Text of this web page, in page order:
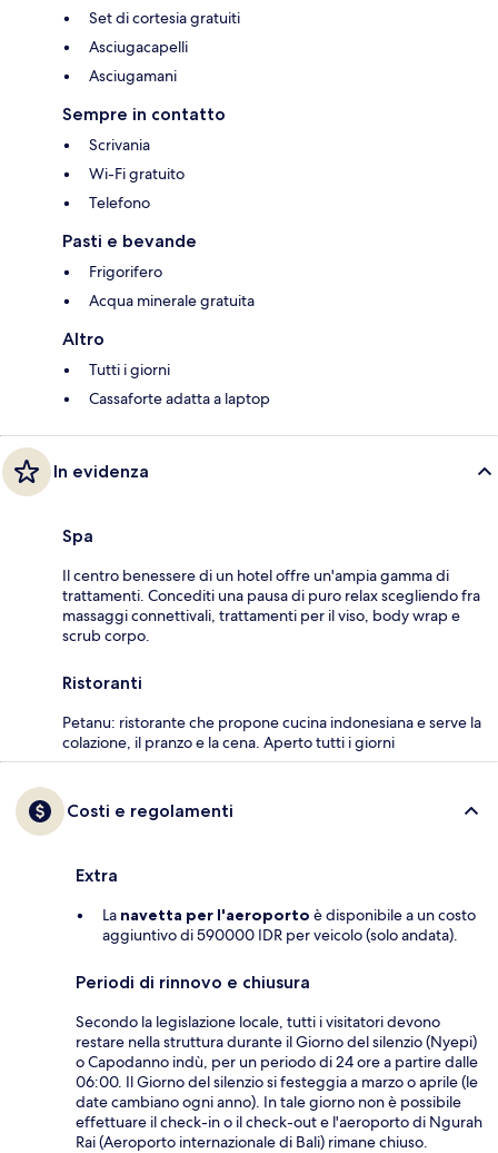
Set di cortesia gratuiti
Asciugacapelli
Asciugamani
Sempre in contatto
Scrivania
Wi-Fi gratuito
Telefono
Pasti e bevande
Frigorifero
Acqua minerale gratuita
Altro
Tutti i giorni
Cassaforte adatta a laptop
In evidenza
Spa
Il centro benessere di un hotel offre un'ampia gamma di
trattamenti. Concediti una pausa di puro relax scegliendo fra
massaggi connettivali, trattamenti per il viso, body wrap e
scrub corpo.
Ristoranti
Petanu: ristorante che propone cucina indonesiana e serve la
colazione, il pranzo e la cena. Aperto tutti i giorni
Costi e regolamenti
Extra
La navetta per l'aeroporto è disponibile a un costo
aggiuntivo di 590000 IDR per veicolo (solo andata).
Periodi di rinnovo e chiusura
Secondo la legislazione locale, tutti i visitatori devono
restare nella struttura durante il Giorno del silenzio (Nyepi)
o Capodanno indù, per un periodo di 24 ore a partire dalle
06:00. Il Giorno del silenzio si festeggia a marzo o aprile (le
date cambiano ogni anno). In tale giorno non è possibile
effettuare il check-in o il check-out e l'aeroporto di Ngurah
Rai (Aeroporto internazionale di Bali) rimane chiuso.